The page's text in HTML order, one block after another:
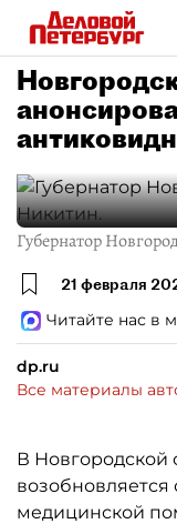
Губернатор
21 февраля
Читайте нас в
dp.ru
Все материалы
В Новгородской
возобновляется
медицинской